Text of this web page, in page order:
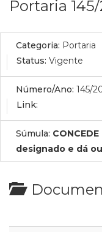
Portaria 145/
Categoria: Portaria
Status: Vigente
Número/Ano: 145/
Link:
Súmula:
designado e dá